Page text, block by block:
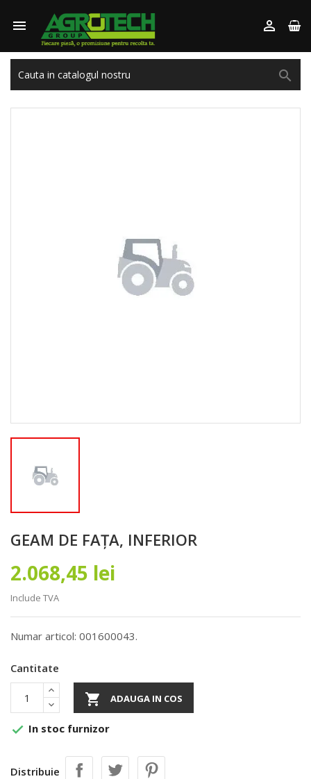
 

GEAM DE FAȚA, INFERIOR
2.068,45 lei
Include TVA
Numar articol: 001600043.
Cantitate
 ADAUGA IN COS
 In stoc furnizor
Distribuie